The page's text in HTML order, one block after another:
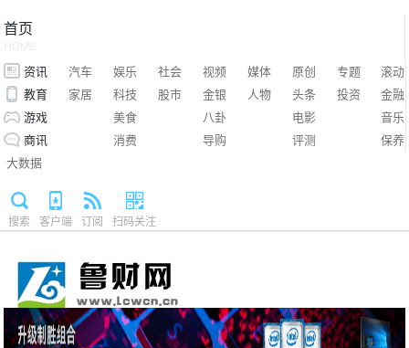
首页
HOME
资讯 汽车 娱乐 社会 视频 媒体 原创 专题
滚动
教育
家居 科技 股市 金银 人物 头条 投资
金融
游戏
美食 八卦 电影
音乐
商讯
消费 导购 评测
保养
大数据
搜索 客户端 订阅 扫码关注